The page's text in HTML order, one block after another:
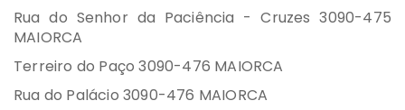
Rua do Senhor da Paciência - Cruzes 3090-475
MAIORCA
Terreiro do Paço 3090-476 MAIORCA
Rua do Palácio 3090-476 MAIORCA